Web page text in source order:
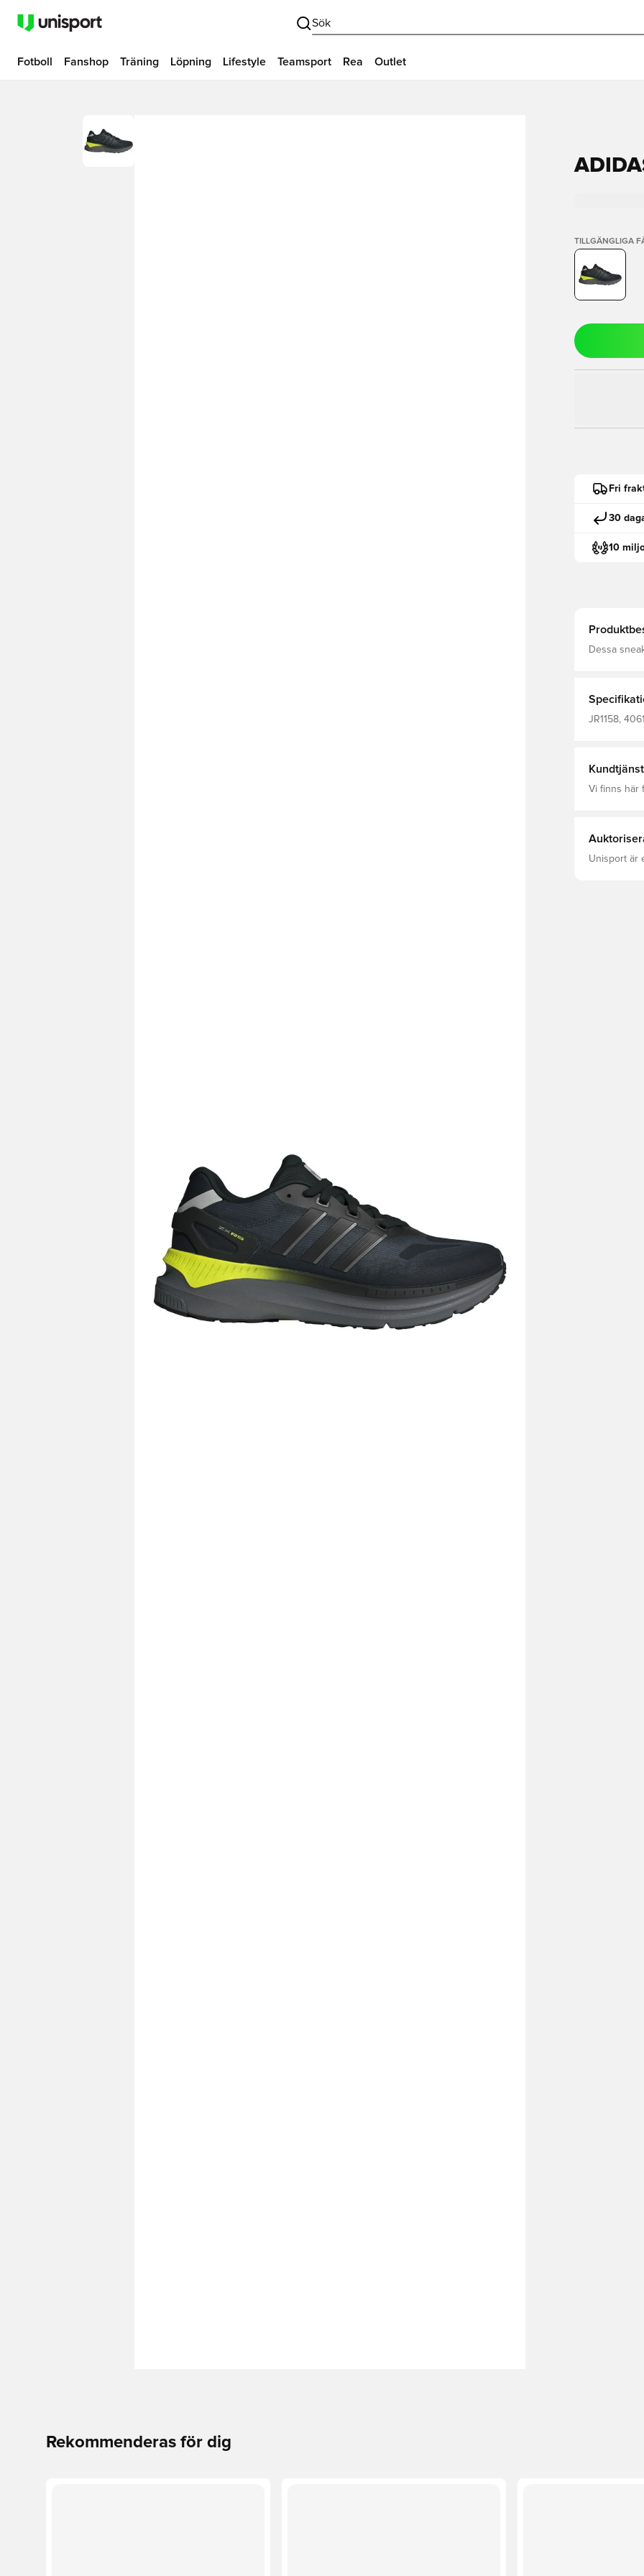
Sök
Fotboll Fanshop Träning Löpning Lifestyle Teamsport Rea Outlet
TILLGÄNGLIGA
Fri
30
10
Dessa
och den
RS-skorna
passform
JR1158,
Kundtjänst
Vi finns här
Unisport är
Rekommenderas för dig